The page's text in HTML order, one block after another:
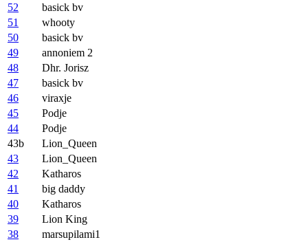
52
basick bv
51
whooty
50
basick bv
49
annoniem 2
48
Dhr. Jorisz
47
basick bv
46
viraxje
45
Podje
44
Podje
43b
Lion_Queen
43
Lion_Queen
42
Katharos
41
big daddy
40
Katharos
39
Lion King
38
marsupilami1